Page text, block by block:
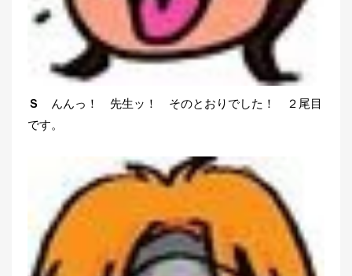
Ｓ
んんっ！ 先生ッ！ そのとおりでした！ ２尾目
です。